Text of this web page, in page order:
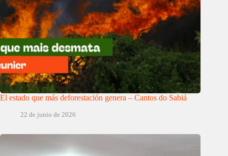
El estado que más deforestación genera – Cantos do Sabiá
22 de junio de 2026